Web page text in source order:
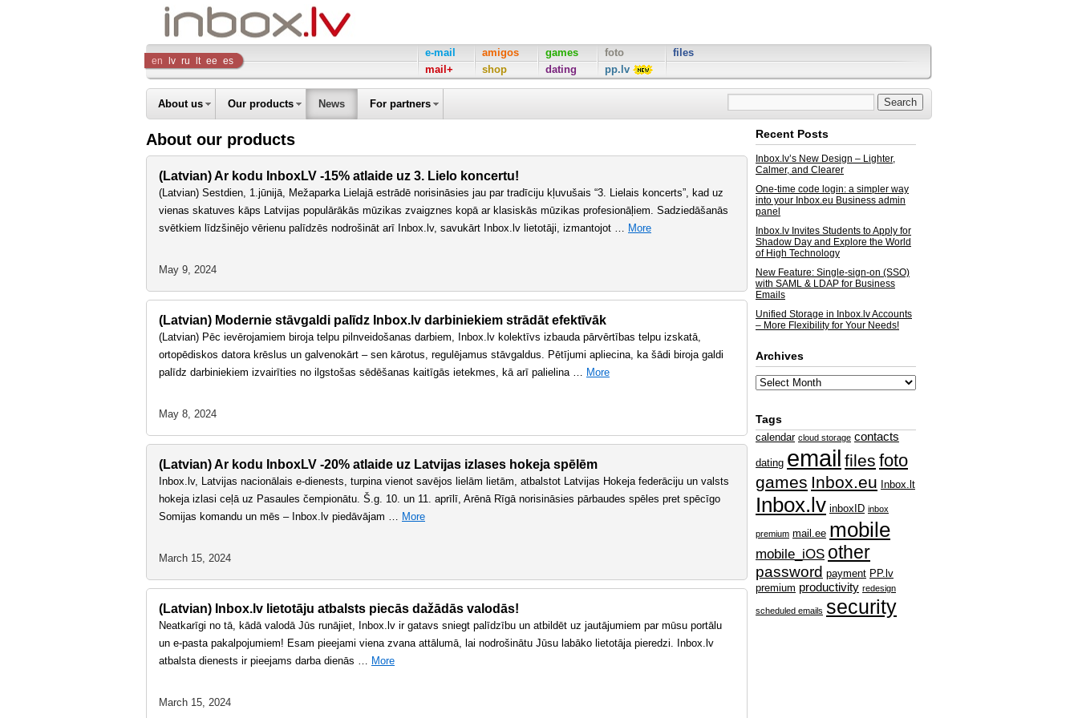
Inbox
Company
en lv ru lt ee es
e-mail
mail+
amigos
shop
games
dating
foto
pp.lv
files
About us Our products News For partners
About our products
(Latvian) Ar kodu InboxLV -15% atlaide uz 3. Lielo koncertu!
(Latvian) Sestdien, 1.jūnijā, Mežaparka Lielajā estrādē norisināsies jau par tradīciju kļuvušais “3. Lielais koncerts”, kad uz
vienas skatuves kāps Latvijas populārākās mūzikas zvaigznes kopā ar klasiskās mūzikas profesionāļiem. Sadziedāšanās
svētkiem līdzšinējo vērienu palīdzēs nodrošināt arī Inbox.lv, savukārt Inbox.lv lietotāji, izmantojot … More
May 9, 2024
(Latvian) Modernie stāvgaldi palīdz Inbox.lv darbiniekiem strādāt efektīvāk
(Latvian) Pēc ievērojamiem biroja telpu pilnveidošanas darbiem, Inbox.lv kolektīvs izbauda pārvērtības telpu izskatā,
ortopēdiskos datora krēslus un galvenokārt – sen kārotus, regulējamus stāvgaldus. Pētījumi apliecina, ka šādi biroja galdi
palīdz darbiniekiem izvairīties no ilgstošas sēdēšanas kaitīgās ietekmes, kā arī palielina … More
May 8, 2024
(Latvian) Ar kodu InboxLV -20% atlaide uz Latvijas izlases hokeja spēlēm
Inbox.lv, Latvijas nacionālais e-dienests, turpina vienot savējos lielām lietām, atbalstot Latvijas Hokeja federāciju un valsts
hokeja izlasi ceļā uz Pasaules čempionātu. Š.g. 10. un 11. aprīlī, Arēnā Rīgā norisināsies pārbaudes spēles pret spēcīgo
Somijas komandu un mēs – Inbox.lv piedāvājam … More
March 15, 2024
(Latvian) Inbox.lv lietotāju atbalsts piecās dažādās valodās!
Neatkarīgi no tā, kādā valodā Jūs runājiet, Inbox.lv ir gatavs sniegt palīdzību un atbildēt uz jautājumiem par mūsu portālu
un e-pasta pakalpojumiem! Esam pieejami viena zvana attālumā, lai nodrošinātu Jūsu labāko lietotāja pieredzi. Inbox.lv
atbalsta dienests ir pieejams darba dienās … More
March 15, 2024
Recent Posts
Inbox.lv’s New Design – Lighter,
Calmer, and Clearer
One-time code login: a simpler way
into your Inbox.eu Business admin
panel
Inbox.lv Invites Students to Apply for
Shadow Day and Explore the World
of High Technology
New Feature: Single-sign-on (SSO)
with SAML & LDAP for Business
Emails
Unified Storage in Inbox.lv Accounts
– More Flexibility for Your Needs!
Archives
Tags
calendar cloud storage contacts
dating email files foto
games Inbox.eu Inbox.lt
Inbox.lv inboxID inbox
premium mail.ee mobile
mobile_iOS other
password payment PP.lv
premium productivity redesign
scheduled emails security